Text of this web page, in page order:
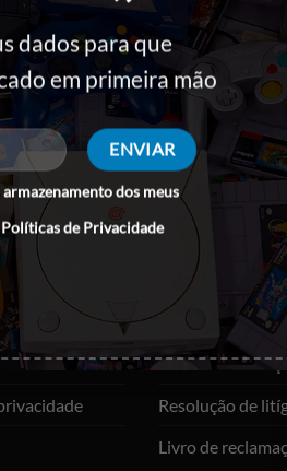
dados para que
em primeira mão
dos meus
Políticas de Privacidade
SUPORTE
As minhas
Termos e
Trocas e
Resolução de
Livro de